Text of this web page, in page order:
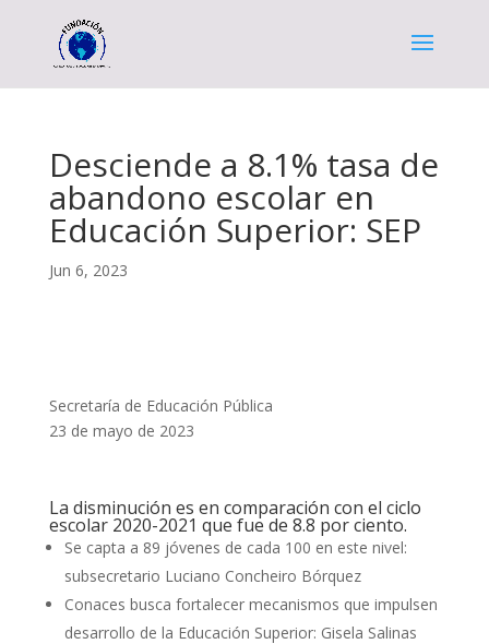
Desciende a 8.1% tasa de
abandono escolar en
Educación Superior: SEP
Jun 6, 2023
Secretaría de Educación Pública
23 de mayo de 2023
La disminución es en comparación con el ciclo
escolar 2020-2021 que fue de 8.8 por ciento.
Se capta a 89 jóvenes de cada 100 en este nivel:
subsecretario Luciano Concheiro Bórquez
Conaces busca fortalecer mecanismos que impulsen
desarrollo de la Educación Superior: Gisela Salinas